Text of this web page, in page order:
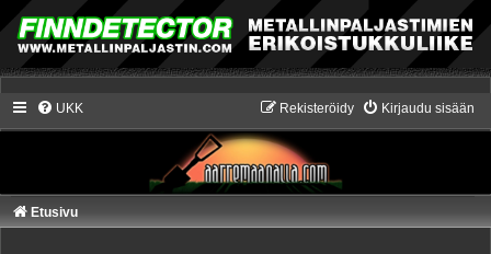
UKK Kirjaudu sisään
Rekisteröidy
Etusivu